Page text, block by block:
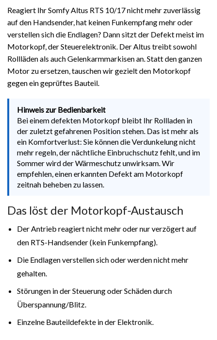
Reagiert Ihr Somfy Altus RTS 10/17 nicht mehr zuverlässig
auf den Handsender, hat keinen Funkempfang mehr oder
verstellen sich die Endlagen? Dann sitzt der Defekt meist im
Motorkopf, der Steuerelektronik. Der Altus treibt sowohl
Rollläden als auch Gelenkarmmarkisen an. Statt den ganzen
Motor zu ersetzen, tauschen wir gezielt den Motorkopf
gegen ein geprüftes Bauteil.
Hinweis zur Bedienbarkeit
Bei einem defekten Motorkopf bleibt Ihr Rollladen in
der zuletzt gefahrenen Position stehen. Das ist mehr als
ein Komfortverlust: Sie können die Verdunkelung nicht
mehr regeln, der nächtliche Einbruchschutz fehlt, und im
Sommer wird der Wärmeschutz unwirksam. Wir
empfehlen, einen erkannten Defekt am Motorkopf
zeitnah beheben zu lassen.
Das löst der Motorkopf-Austausch
Der Antrieb reagiert nicht mehr oder nur verzögert auf
den RTS-Handsender (kein Funkempfang).
Die Endlagen verstellen sich oder werden nicht mehr
gehalten.
Störungen in der Steuerung oder Schäden durch
Überspannung/Blitz.
Einzelne Bauteildefekte in der Elektronik.